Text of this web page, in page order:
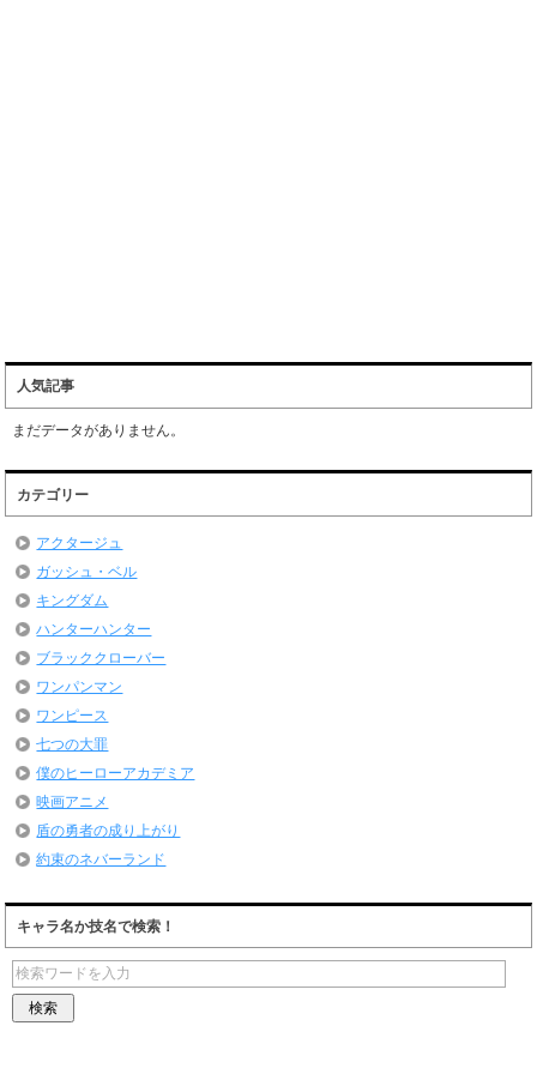
人気記事
まだデータがありません。
カテゴリー
アクタージュ
ガッシュ・ベル
キングダム
ハンターハンター
ブラッククローバー
ワンパンマン
ワンピース
七つの大罪
僕のヒーローアカデミア
映画アニメ
盾の勇者の成り上がり
約束のネバーランド
キャラ名か技名で検索！